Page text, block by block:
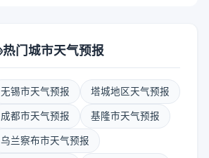
热门城市天气预报
无锡市天气预报 塔城地区天气预报
成都市天气预报 基隆市天气预报
乌兰察布市天气预报